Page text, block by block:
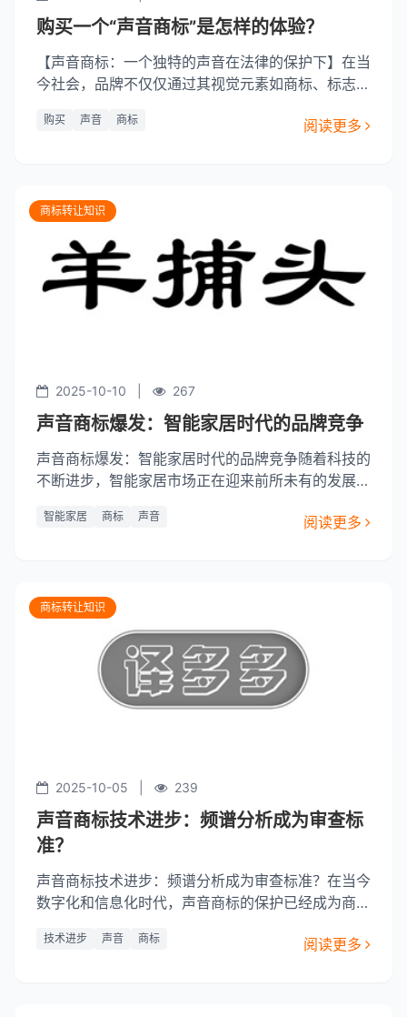
购买一个“声音商标”是怎样的体验？
【声音商标：一个独特的声音在法律的保护下】在当
今社会，品牌不仅仅通过其视觉元素如商标、标志或
建设的重要组成部分。声音商标，即声音作为商标的
购买 声音 商标 阅读更多
商标转让知识
2025-10-10 267
声音商标爆发：智能家居时代的品牌竞争
声音商标爆发：智能家居时代的品牌竞争随着科技的
不断进步，智能家居市场正在迎来前所未有的发展契
音商标作为新兴的知识产权形式，正成为品牌竞争中
智能家居 商标 声音 阅读更多
商标转让知识
2025-10-05 239
声音商标技术进步：频谱分析成为审查标
准？
声音商标技术进步：频谱分析成为审查标准？在当今
数字化和信息化时代，声音商标的保护已经成为商标
谱分析技术在声音商标的审查中扮演着越来越重要的
技术进步 声音 商标 阅读更多